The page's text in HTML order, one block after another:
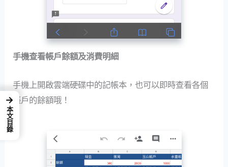
手機查看帳戶餘額及消費明細
手機上開啟雲端硬碟中的記帳本，也可以即時查看各個
帳戶的餘額哦！
→
本文目錄